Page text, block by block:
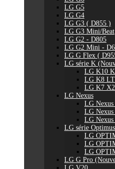
LG G5
LG G4
LG G3 ( D855 )
LG G3 Mini/Beat
LG G2 - D805
LG G2 Mini -
LG G Flex (
LG série K
LG K10
LG K8
LG K7
LG Nexus
LG Nexus
LG Nexus
LG
LG série Optimus
LG
LG
LG
LG G Pro